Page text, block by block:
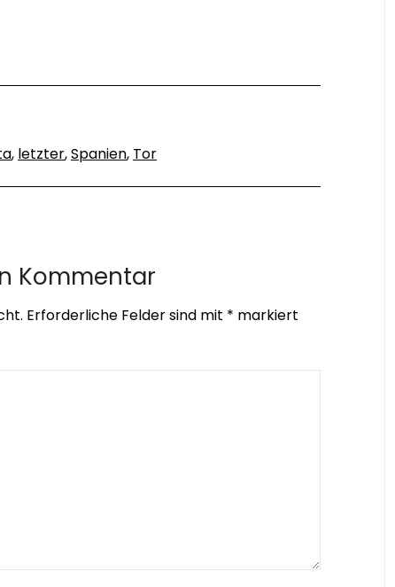
, letzter,Spanien, Tor
Kommentar
Erforderliche Felder sind mit * markiert